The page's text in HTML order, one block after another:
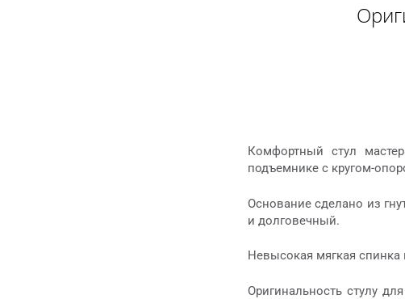
Комфортный стул
подъемнике с кругом-
Основание сделано из
и долговечный.
Невысокая мягкая
Оригинальность стулу